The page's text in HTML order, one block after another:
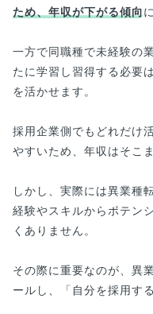
ため、年収が下がる傾向
一方で同職種で未経験の
たに学習し習得する必要
を活かせます。
採用企業側でもどれだけ
やすいため、年収はそこ
しかし、実際には異業種
経験やスキルからポテン
くありません。
その際に重要なのが、異
ールし、「自分を採用す